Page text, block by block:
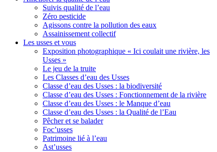
Suivis qualité de l’eau
Zéro pesticide
Agissons contre la pollution des eaux
Assainissement collectif
Les usses et vous
Exposition photographique « Ici coulait une rivière, les
Usses »
Le jeu de la truite
Les Classes d’eau des Usses
Classe d’eau des Usses : la biodiversité
Classe d’eau des Usses : Fonctionnement de la rivière
Classe d’eau des Usses : le Manque d’eau
Classe d’eau des Usses : la Qualité de l’Eau
Pêcher et se balader
Foc’usses
Patrimoine lié à l’eau
Ast’usses